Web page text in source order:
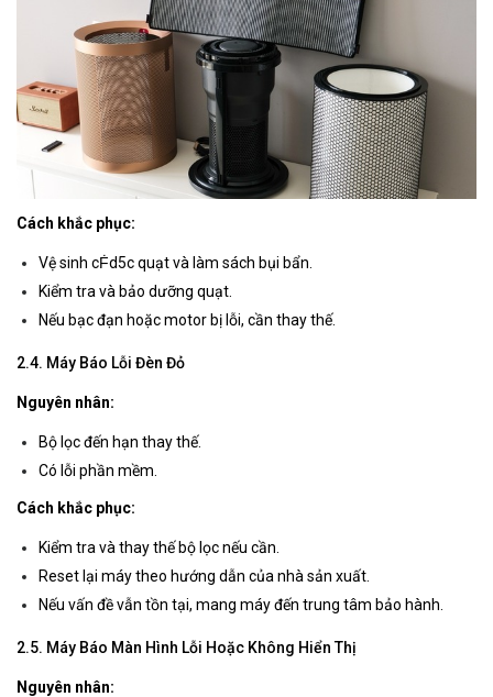
Cách khắc phục:
Vệ sinh cḞd5c quạt và làm sách bụi bẩn.
Kiểm tra và bảo dưỡng quạt.
Nếu bạc đạn hoặc motor bị lỗi, cần thay thế.
2.4. Máy Báo Lỗi Đèn Đỏ
Nguyên nhân:
Bộ lọc đến hạn thay thế.
Có lỗi phần mềm.
Cách khắc phục:
Kiểm tra và thay thế bộ lọc nếu cần.
Reset lại máy theo hướng dẫn của nhà sản xuất.
Nếu vấn đề vẫn tồn tại, mang máy đến trung tâm bảo hành.
2.5. Máy Báo Màn Hình Lỗi Hoặc Không Hiển Thị
Nguyên nhân: